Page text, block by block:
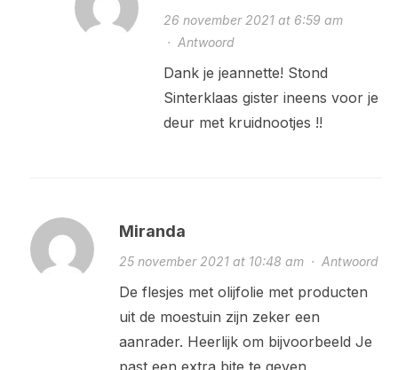
26 november 2021 at 6:59 am
· Antwoord
Dank je jeannette! Stond
Sinterklaas gister ineens voor je
deur met kruidnootjes !!
Miranda
25 november 2021 at 10:48 am· Antwoord
De flesjes met olijfolie met producten
uit de moestuin zijn zeker een
aanrader. Heerlijk om bijvoorbeeld Je
past een extra bite te geven.